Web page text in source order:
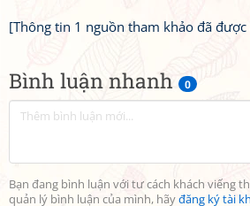
Bình luận nhanh 0
Bạn đang bình luận với tư cách khách viếng
quản lý bình luận của mình, hãyđăng ký tài
[Thông tin 1 nguồn tham khảo đã được